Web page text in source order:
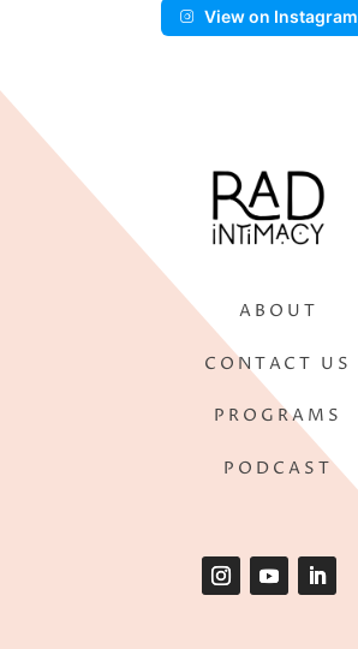
View on Instagram
ABOUT
CONTACT US
PROGRAMS
PODCAST